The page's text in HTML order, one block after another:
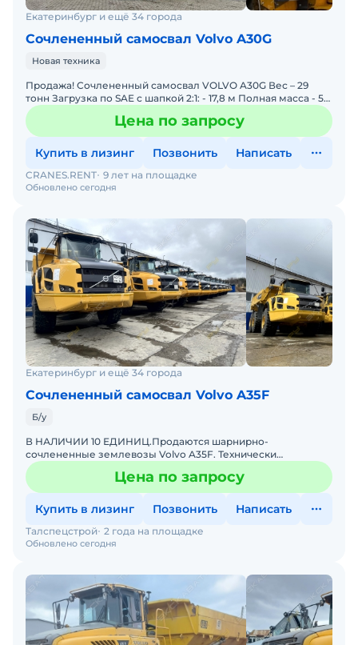
Екатеринбург и ещё 34 города
Сочлененный самосвал Volvo A30G
Новая техника
Продажа! Сочлененный самосвал VOLVO A30G Вес – 29
тонн Загрузка по SAE с шапкой 2:1: - 17,8 м Полная масса - 52
200 кг Полная мощность – 360 л.с. Год выпу
Цена по запросу
Купить в лизинг Позвонить Написать
Обновлено сегодня
CRANES.RENT 9 лет на площадке
Екатеринбург и ещё 34 города
Сочлененный самосвал Volvo A35F
Б/у
В НАЛИЧИИ 10 ЕДИНИЦ.Продаются шарнирно-
сочлененные землевозы Volvo A35F. Технически
исправное состояние, готовы к эксплуатации. Все ТО
проводились согласно реглЦена по запросу
Купить в лизинг Позвонить Написать
Обновлено сегодня
Талспецстрой 2 года на площадке